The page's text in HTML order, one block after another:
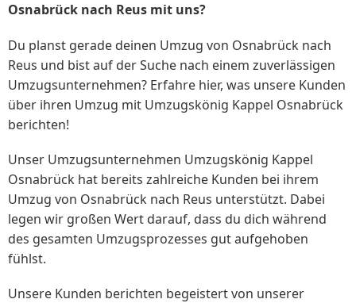
Osnabrück nach Reus mit uns?
Du planst gerade deinen Umzug von Osnabrück nach
Reus und bist auf der Suche nach einem zuverlässigen
Umzugsunternehmen? Erfahre hier, was unsere Kunden
über ihren Umzug mit Umzugskönig Kappel Osnabrück
berichten!
Unser Umzugsunternehmen Umzugskönig Kappel
Osnabrück hat bereits zahlreiche Kunden bei ihrem
Umzug von Osnabrück nach Reus unterstützt. Dabei
legen wir großen Wert darauf, dass du dich während
des gesamten Umzugsprozesses gut aufgehoben
fühlst.
Unsere Kunden berichten begeistert von unserer